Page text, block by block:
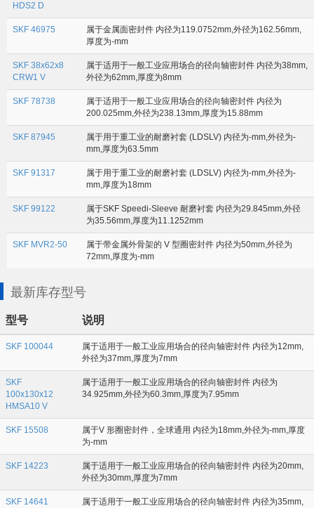
HDS2 D
SKF 46975
属于金属面密封件 内径为119.0752mm,外径为162.56mm,
厚度为-mm
SKF 38x62x8
CRW1 V
属于适用于一般工业应用场合的径向轴密封件 内径为38mm,
外径为62mm,厚度为8mm
SKF 78738
属于适用于一般工业应用场合的径向轴密封件 内径为
200.025mm,外径为238.13mm,厚度为15.88mm
SKF 87945
属于用于重工业的耐磨衬套 (LDSLV) 内径为-mm,外径为-
mm,厚度为63.5mm
SKF 91317
属于用于重工业的耐磨衬套 (LDSLV) 内径为-mm,外径为-
mm,厚度为18mm
SKF 99122
属于SKF Speedi-Sleeve 耐磨衬套 内径为29.845mm,外径
为35.56mm,厚度为11.1252mm
SKF MVR2-50
属于带金属外骨架的 V 型圈密封件 内径为50mm,外径为
72mm,厚度为-mm
最新库存型号
型号 说明
SKF 100044
属于适用于一般工业应用场合的径向轴密封件 内径为12mm,
外径为37mm,厚度为7mm
SKF
100x130x12
HMSA10 V
属于适用于一般工业应用场合的径向轴密封件 内径为
34.925mm,外径为60.3mm,厚度为7.95mm
SKF 15508
属于V 形圈密封件，全球通用 内径为18mm,外径为-mm,厚度
为-mm
SKF 14223
属于适用于一般工业应用场合的径向轴密封件 内径为20mm,
外径为30mm,厚度为7mm
SKF 14641
属于适用于一般工业应用场合的径向轴密封件 内径为35mm,